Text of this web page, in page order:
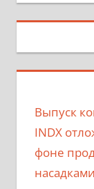
Выпуск
INDX
фоне